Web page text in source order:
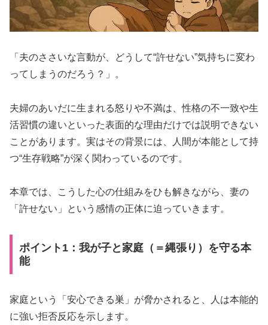
「夫のささいな言動が、どうして“許せない”気持ちに変わ
ってしまうのだろう？」。
夫婦のあいだに生まれる怒りや不満は、性格の不一致や生
活習慣の違いといった表面的な理由だけでは説明できない
ことがあります。実はその背景には、人間が本能として持
つ“生存戦略”が深く関わっているのです。
本章では、こうした心の仕組みをひも解きながら、妻の
「許せない」という感情の正体に迫っていきます。
ポイント1：我が子と家庭（＝縄張り）を守る本
能
家庭という「安心できる巣」が脅かされると、人は本能的
に強い拒否反応を示します。